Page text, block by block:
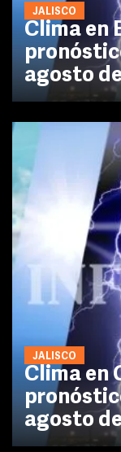
JALISCO
Clima en
agosto
JALISCO
Clima en
agosto